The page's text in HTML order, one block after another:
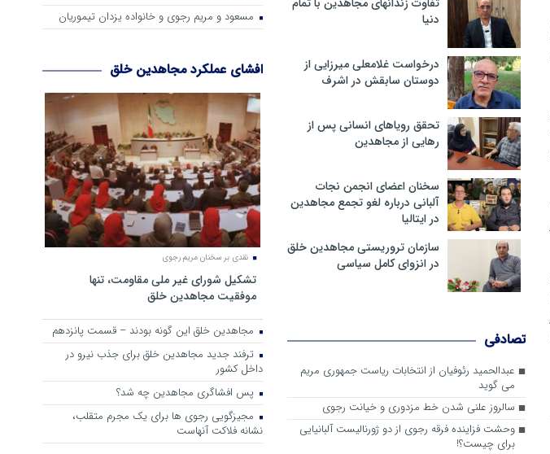
دنیا
درخواست غلامعلی میرزایی از
دوستان سابقش در اشرف
تحقق رویاهای انسانی پس از
رهایی از مجاهدین
سخنان اعضای انجمن نجات
آلبانی درباره لغو تجمع مجاهدین
در ایتالیا
سازمان تروریستی مجاهدین خلق
در انزوای کامل سیاسی
تصادفی
عبدالحمید رئوفیان از انتخابات ریاست جمهوری مریم
می گوید
سالروز علنی شدن خط مزدوری و خیانت رجوی
وحشت فزاینده فرقه رجوی از دو ژورنالیست آلبانیایی
برای چیست؟!
مسعود و مریم رجوی و خانواده یزدان تیموریان
افشای عملکرد مجاهدین خلق
نقدی بر سخنان مریم رجوی
تشکیل شورای غیر ملی مقاومت، تنها
موفقیت مجاهدین خلق
مجاهدین خلق این گونه بودند – قسمت پانزدهم
ترفند جدید مجاهدین خلق برای جذب نیرو در
داخل کشور
پس افشاگری مجاهدین چه شد؟
مجیزگویی رجوی ها برای یک مجرم متقلب،
نشانه فلاکت آنهاست